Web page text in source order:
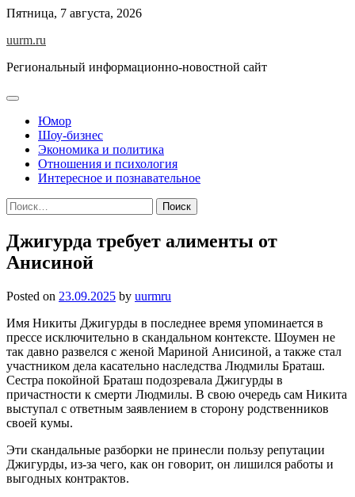
Skip
content
Пятница, 7 августа, 2026
uurm.ru
Региональный информационно-новостной сайт
Юмор
Шоу-бизнес
Экономика и политика
Отношения и психология
Интересное и познавательное
Найти:
Джигурда требует алименты от
Анисиной
Posted on 23.09.2025 by uurmru
Имя Никиты Джигурды в последнее время упоминается в
прессе исключительно в скандальном контексте. Шоумен не
так давно развелся с женой Мариной Анисиной, а также стал
участником дела касательно наследства Людмилы Браташ.
Сестра покойной Браташ подозревала Джигурды в
причастности к смерти Людмилы. В свою очередь сам Никита
выступал с ответным заявлением в сторону родственников
своей кумы.
Эти скандальные разборки не принесли пользу репутации
Джигурды, из-за чего, как он говорит, он лишился работы и
выгодных контрактов.